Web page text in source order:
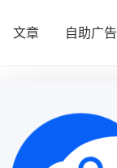
文章 自助广告